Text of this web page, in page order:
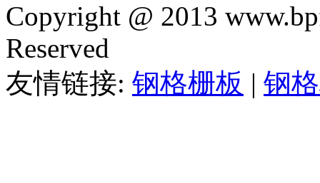
Copyright @ 2013
Reserved
友情链接: 钢格栅板 | 钢